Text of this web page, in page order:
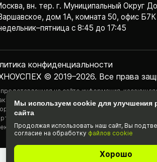
вн. тер. г. Муниципальный Округ
дом 1А, комната 50, офис Б7К
с 8:45 до 17:45
© 2019–2026. Все права
конфиденциаль­ности
на сайте информация,
наличия на складе, стоимости
характер и ни при каких условиях не
определяемой положениями Статьи 437(2)
РФ.
Мы используем cookie для улучшения
сайта
Продолжая использовать наш cайт, Вы
согласие на обработку файлов cookie
Хорошо